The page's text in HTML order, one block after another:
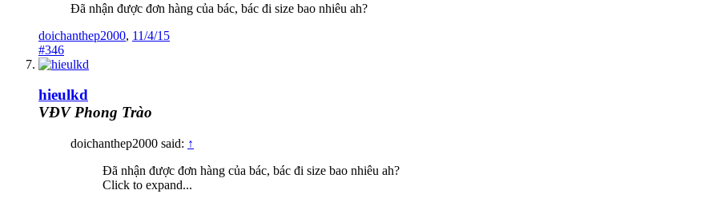
Đã nhận được đơn hàng của bác, bác đi size bao nhiêu ah?
doichanthep2000, 11/4/15
#346
hieulkd
VĐV Phong Trào
doichanthep2000 said: ↑
Đã nhận được đơn hàng của bác, bác đi size bao nhiêu ah?
Click to expand...